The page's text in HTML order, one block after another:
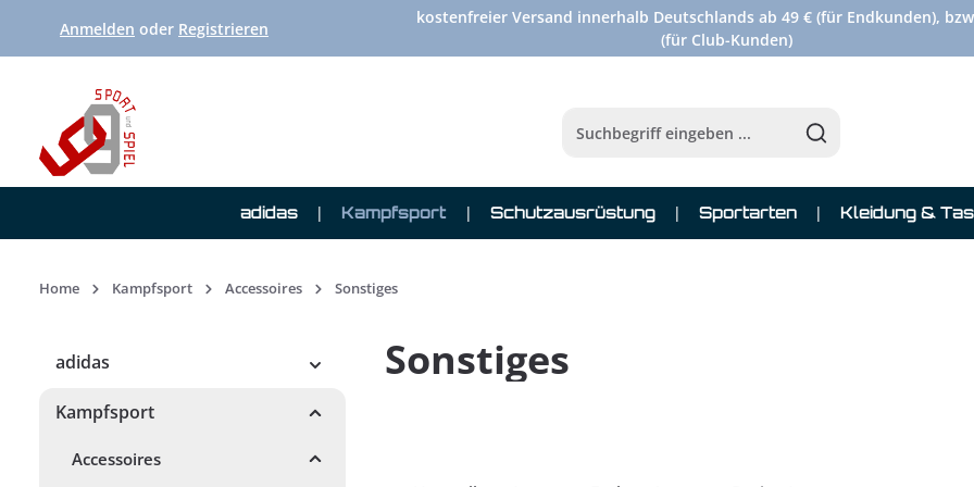
Hauptinhalt springen
Zur Suche springen
Zur Hauptnavigation springen
Anmelden oder Registrieren
kostenfreier Versand innerhalb Deutschlands ab 49 € (für Endkunden),
(für Club-Kunden)
adidas Kampfsport Schutzausrüstung Sportarten Kleidung &
Home Kampfsport Accessoires Sonstiges
adidas
Kampfsport
Accessoires
Sonstiges